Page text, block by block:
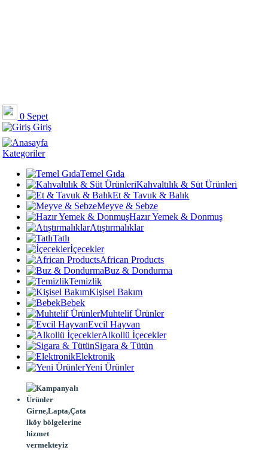
0 Sepet
Giriş
Kategoriler
Temel Gıda
Kahvaltılık & Süt Ürünleri
Et & Tavuk & Balık
Meyve & Sebze
Hazır Yemek & Donmuş
Atıştırmalıklar
Tatlı
İçecekler
African Products
Buz & Dondurma
Temizlik
Kişisel Bakım
Bebek
Muhtelif Ürünler
Evcil Hayvan
Alkollü İçecekler
Sigara & Tütün
Elektronik
Yeni Ürünler
Girne,Lapta,Çata
lköy bölgelerine
hizmet
vermekteyiz